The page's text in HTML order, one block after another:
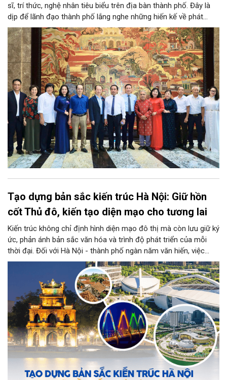
sĩ, trí thức, nghệ nhân tiêu biểu trên địa bàn thành phố. Đây là
dịp để lãnh đạo thành phố lắng nghe những hiến kế về phát
triển khoa học công nghệ, đổi mới sáng tạo, công nghiệp văn
hóa và phát huy nguồn lực con người, góp phần tạo động lực
mới cho sự phát triển nhanh, bền vững của Thủ đô.
Tạo dựng bản sắc kiến trúc Hà Nội: Giữ hồn
cốt Thủ đô, kiến tạo diện mạo cho tương lai
Kiến trúc không chỉ định hình diện mạo đô thị mà còn lưu giữ ký
ức, phản ánh bản sắc văn hóa và trình độ phát triển của mỗi
thời đại. Đối với Hà Nội - thành phố ngàn năm văn hiến, việc
kiến tạo những công trình mới hài hòa với không gian lịch sử,
đồng thời phát huy vai trò của đội ngũ kiến trúc sư trong bảo
tồn và sáng tạo, là yêu cầu quan trọng để xây dựng Thủ đô
"Văn hiến - Văn minh - Hiện đại", đáp ứng yêu cầu phát triển
trong thời kỳ mới.